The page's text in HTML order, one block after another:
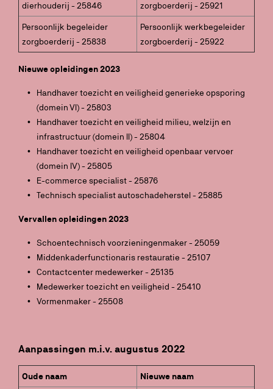
dierhouderij - 25846
zorgboerderij - 25921
Persoonlijk begeleider
zorgboerderij - 25838
Persoonlijk werkbegeleider
zorgboerderij - 25922
Nieuwe opleidingen 2023
Handhaver toezicht en veiligheid generieke opsporing
(domein VI) - 25803
Handhaver toezicht en veiligheid milieu, welzijn en
infrastructuur (domein II) - 25804
Handhaver toezicht en veiligheid openbaar vervoer
(domein IV) - 25805
E-commerce specialist - 25876
Technisch specialist autoschadeherstel - 25885
Vervallen opleidingen 2023
Schoentechnisch voorzieningenmaker - 25059
Middenkaderfunctionaris restauratie - 25107
Contactcenter medewerker - 25135
Medewerker toezicht en veiligheid - 25410
Vormenmaker - 25508
Aanpassingen m.i.v. augustus 2022
Oude naam Nieuwe naam